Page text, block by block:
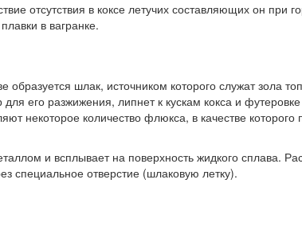
отсутствия в коксе летучих составляющих он при
в вагранке.
образуется шлак, источником которого служат зола
его разжижения, липнет к кускам кокса и
некоторое количество флюкса, в качестве
и всплывает на поверхность жидкого сплава.
специальное отверстие (шлаковую летку).